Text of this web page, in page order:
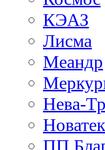
КЭАЗ
Лисма
Меандр
Нева-
Новатек
ПП